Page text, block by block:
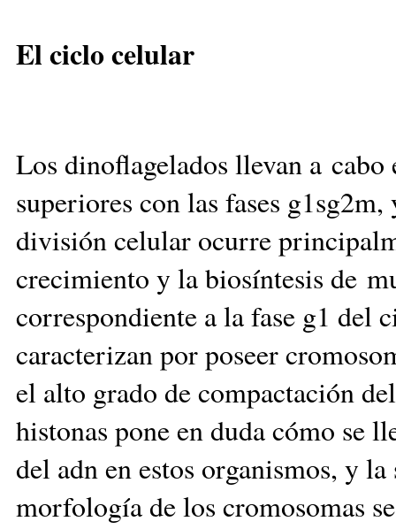
El ciclo celular
Los dinoflagelados llevan a
superiores con las fases
división celular ocurre
crecimiento y la biosíntesis de
correspondiente a la fase g1 del
caracterizan por poseer
el alto grado de compactación
histonas pone en duda cómo se
del adn en estos organismos, y
morfología de los cromosomas